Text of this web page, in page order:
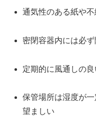
通気性のある紙や
密閉容器内には必
定期的に風通しの
保管場所は湿度が
望ましい